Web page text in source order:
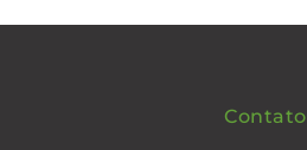
Contato